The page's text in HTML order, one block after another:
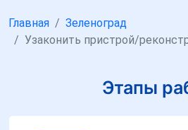
Главная
Зеленоград
Узаконить пристрой/
Этапы